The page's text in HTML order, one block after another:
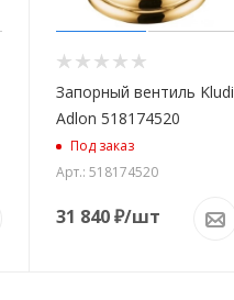
Запорный вентиль Kludi
Adlon 518174520
Под заказ
Арт.: 518174520
31 840₽/шт